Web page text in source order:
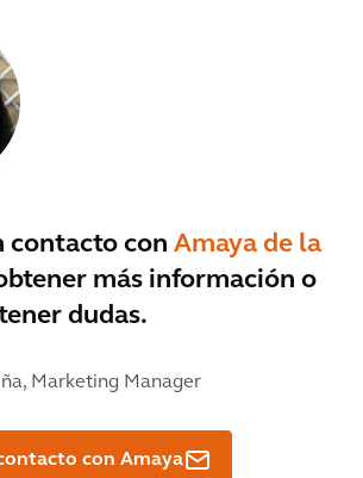
contacto con Amaya de la
más información o
dudas.
Marketing Manager
con Amaya